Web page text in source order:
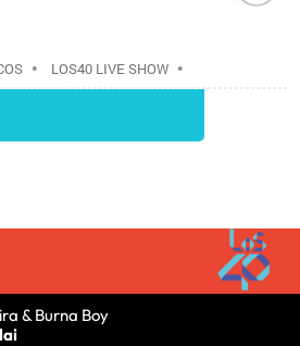
• LOS40 LIVE SHOW •
EVENTOS MUSICALES•
•MÚSICA•GRUPO
•
& Burna Boy